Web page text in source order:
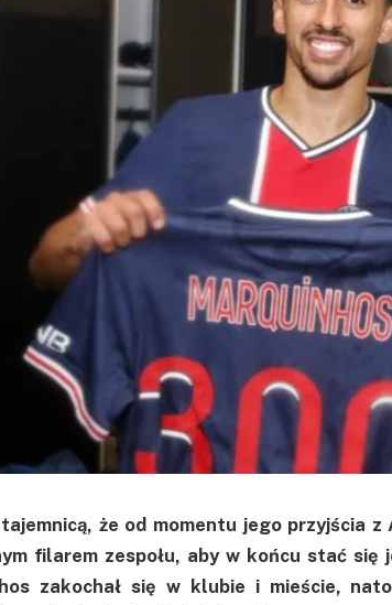
że od momentu jego przyjścia z
filarem zespołu, aby w końcu stać się
zakochał się w klubie i mieście,